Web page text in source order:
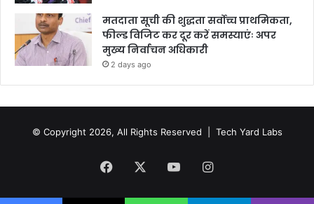
मतदाता सूची की शुद्धता सर्वोच्च प्राथमिकता,
फील्ड विजिट कर दूर करें समस्याएंः अपर
मुख्य निर्वाचन अधिकारी
2 days ago
© Copyright 2026, All Rights Reserved | Tech Yard Labs
Facebook YouTubeInstagram